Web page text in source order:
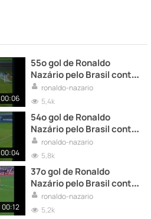
00:06
55º gol de Ronaldo
Nazário pelo Brasil contra
a Argentina
ronaldo-nazario
5,4k
00:04
54º gol de Ronaldo
Nazário pelo Brasil contra
a Argentina
ronaldo-nazario
5,8k
00:12
37º gol de Ronaldo
Nazário pelo Brasil contra
a Argentina
ronaldo-nazario
5,2k